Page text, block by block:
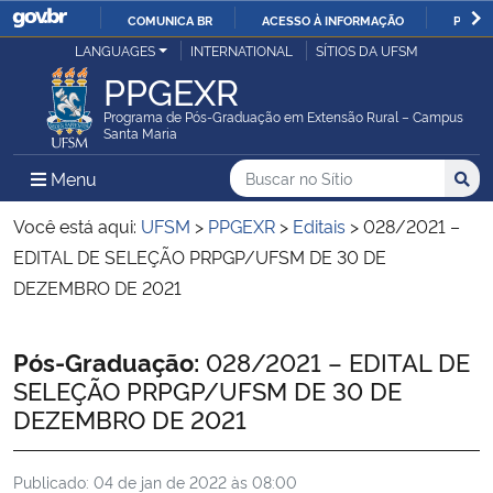
IR
O
COMUNICA BR ACESSO À INFORMAÇÃO
Ministério da Justiça e Segurança Pública
Ministério da Defesa
Ministério das Relações Exteriores
Ministério da Economia
Ministério da Agricultura, Pecuária e Abastecimento
Ministério da Educação
LANGUAGES INTERNATIONAL SÍTIOS DA UFSM
PPGEXR
Programa de Pós-Graduação em Extensão Rural – Campus
Santa Maria
Menu Menu Principal do Sítio
Busca
Buscar no no Sítio
Busca:
Você está aqui: UFSM > PPGEXR > Editais >028/2021 –
EDITAL DE SELEÇÃO PRPGP/UFSM DE 30 DE
DEZEMBRO DE 2021
Início do conteúdo
Pós-Graduação: 028/2021 – EDITAL DE
SELEÇÃO PRPGP/UFSM DE 30 DE
DEZEMBRO DE 2021
Publicado: 04 de jan de 2022 às 08:00